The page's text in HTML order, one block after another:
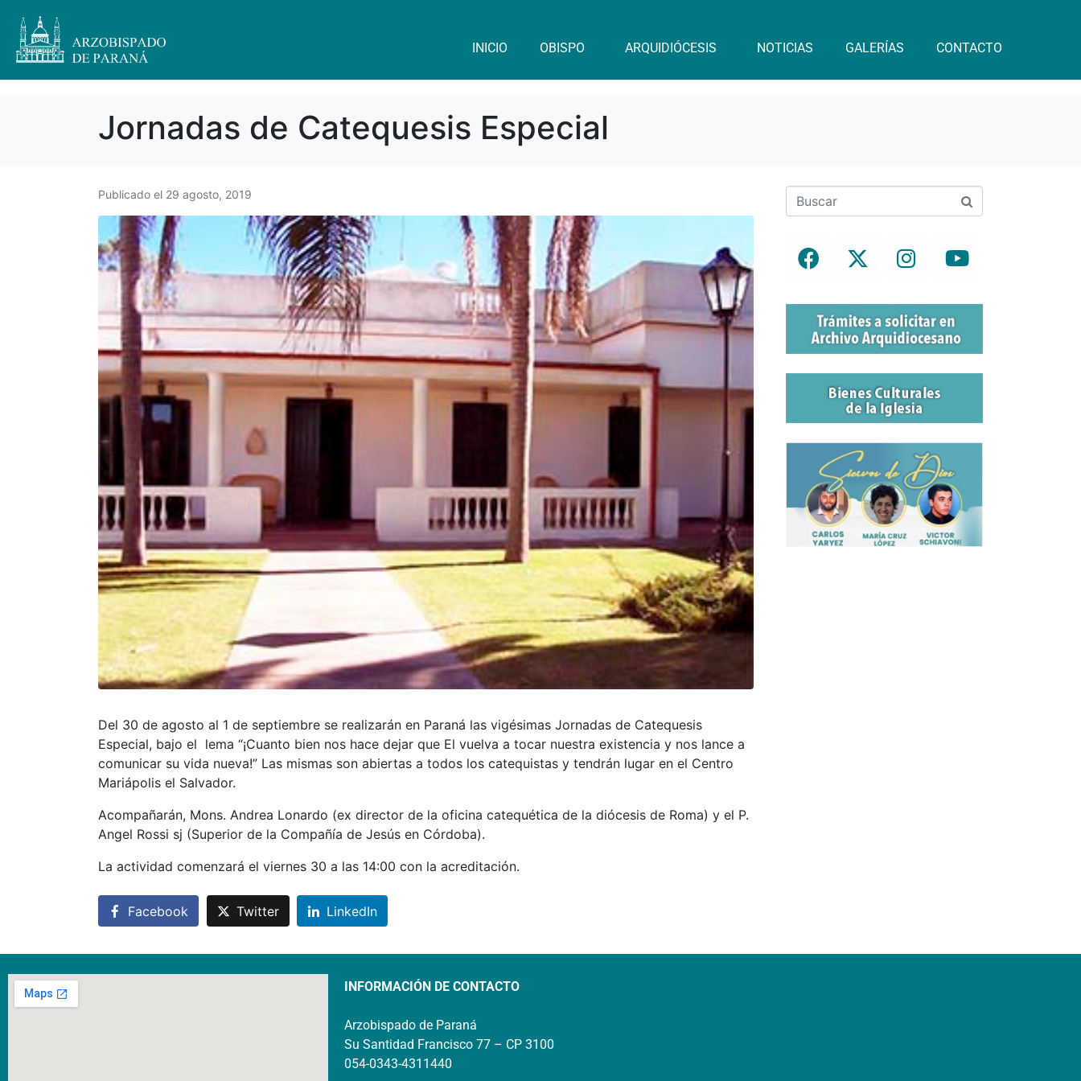
INICIO OBISPO ARQUIDIÓCESIS NOTICIAS GALERÍAS CONTACTO
Jornadas de Catequesis Especial
Publicado el 29 agosto, 2019
Del 30 de agosto al 1 de septiembre se realizarán en Paraná las vigésimas Jornadas de Catequesis
Especial, bajo el lema “¡Cuanto bien nos hace dejar que El vuelva a tocar nuestra existencia y nos lance a
comunicar su vida nueva!” Las mismas son abiertas a todos los catequistas y tendrán lugar en el Centro
Mariápolis el Salvador.
Acompañarán, Mons. Andrea Lonardo (ex director de la oficina catequética de la diócesis de Roma) y el P.
Angel Rossi sj (Superior de la Compañía de Jesús en Córdoba).
La actividad comenzará el viernes 30 a las 14:00 con la acreditación.
Facebook Twitter LinkedIn
INFORMACIÓN DE CONTACTO
Arzobispado de Paraná
Su Santidad Francisco 77 – CP 3100
054-0343-4311440